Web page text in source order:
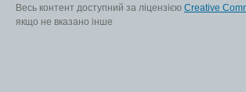
Весь контент доступний за ліцензією Creative
якщо не вказано інше